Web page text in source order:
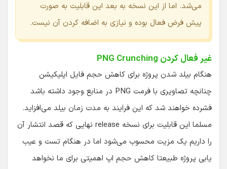
می‌شد. اما از این نسخه به بعد این قابلیت به صورت
پیش فرض فعال بوده و نیازی به اضافه کردن آن نیست.
غیر فعال کردن PNG Crunching
هنگام بیلد شدن پروژه برای کاهش حجم فایل اپلیکیشن
چنانچه تصاویری با فرمت PNG در منابع وجود داشته باشد
فشرده خواهند شد که این فرایند به مدت زمان بیلد می‌افزاید.
مسلما این قابلیت برای نسخه release نهایی که قصد انتشار آن
را داریم یک مزیت محسوب می‌شود اما در هنگام تست و عیب
یابی پروژه طبیعتا کاهش حجم اپ اهمیتی برای ما نخواهد